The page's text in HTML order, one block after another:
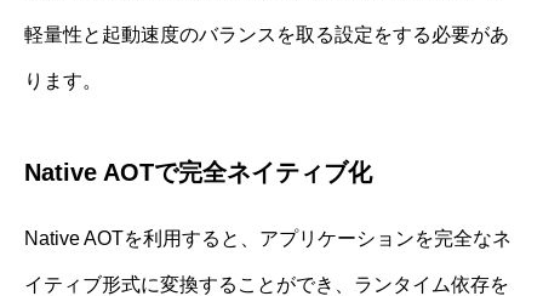
軽量性と起動速度のバランスを取る設定をする必要があ
ります。
Native AOTで完全ネイティブ化
Native AOTを利用すると、アプリケーションを完全なネ
イティブ形式に変換することができ、ランタイム依存を